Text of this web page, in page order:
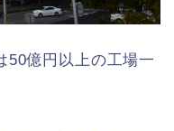
50億円以上の工場一